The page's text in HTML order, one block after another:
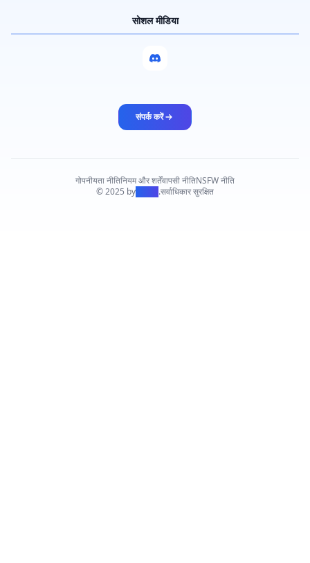
सोशल मीडिया
संपर्क करें
गोपनीयता नीतिनियम और शर्तेंवापसी नीतिNSFW नीति
© 2025 by
.सर्वाधिकार सुरक्षित